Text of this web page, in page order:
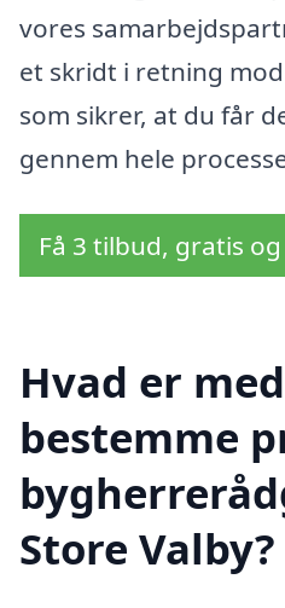
vores
et skridt i retning
som sikrer, at du får
gennem hele
Få 3 tilbud, gratis
Hvad er
bestemme
Store Valby?